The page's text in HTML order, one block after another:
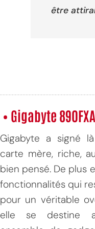
être
• Gigabyte
Gigabyte a signé
carte mère, riche,
bien pensé. De plus
fonctionnalités qui
pour un véritable
elle se destine